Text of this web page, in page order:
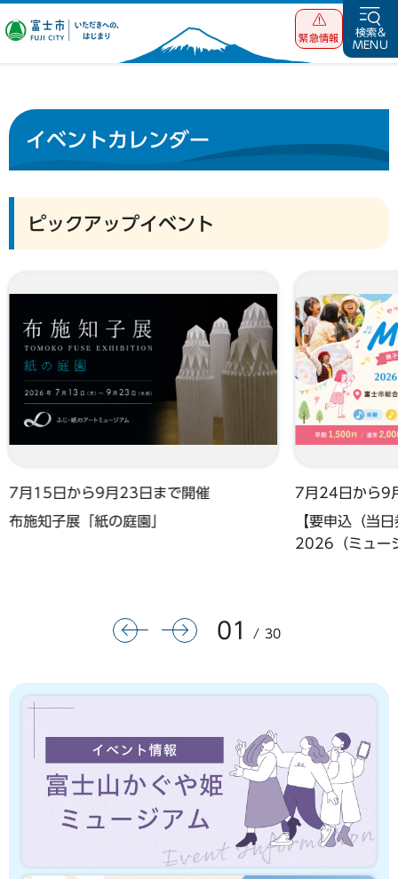
富士市 いただ
緊急情報
検索&
MENU
イベントカレンダー
ピックアップイベント
前のスライドを表示
次のスライドを表示
01 30
7月15日から9月23日まで開催
布施知子展「紙の庭園」
7月24日から9
【要申込（当
2026（ミュー